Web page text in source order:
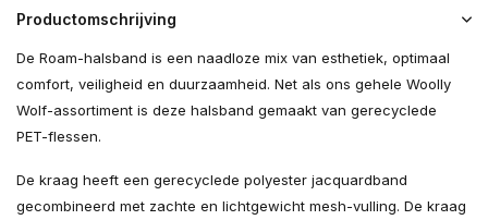
Productomschrijving
De Roam-halsband is een naadloze mix van esthetiek, optimaal
comfort, veiligheid en duurzaamheid. Net als ons gehele Woolly
Wolf-assortiment is deze halsband gemaakt van gerecyclede
PET-flessen.
De kraag heeft een gerecyclede polyester jacquardband
gecombineerd met zachte en lichtgewicht mesh-vulling. De kraag